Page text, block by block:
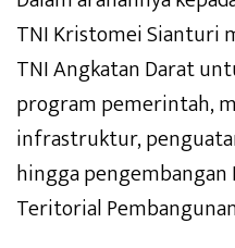
TNI Kristomei Sianturi
TNI Angkatan Darat
program pemerintah,
infrastruktur,
hingga
Teritorial